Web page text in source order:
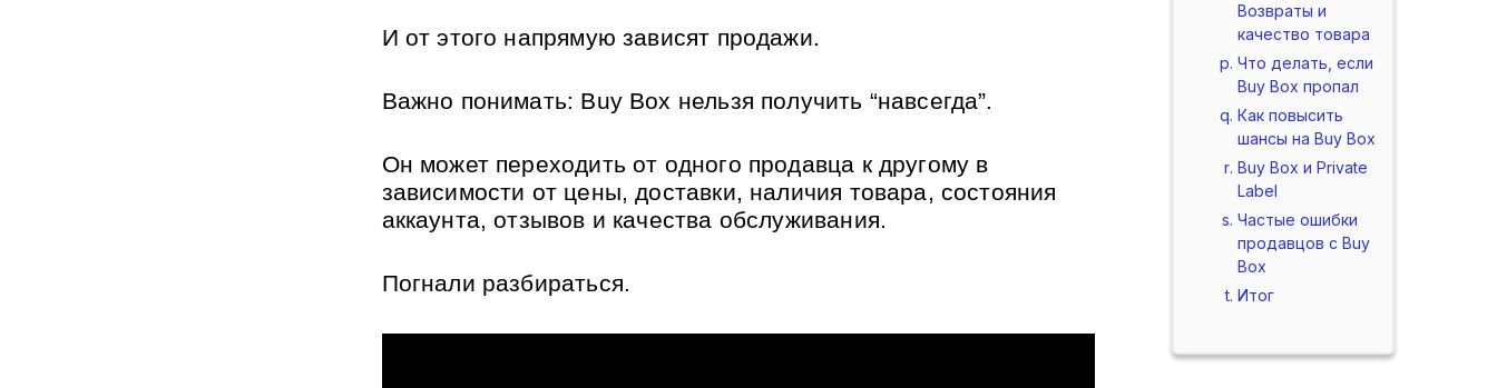
И от этого напрямую зависят продажи.
Важно понимать: Buy Box нельзя получить “навсегда”.
Он может переходить от одного продавца к другому в
зависимости от цены, доставки, наличия товара, состояния
аккаунта, отзывов и качества обслуживания.
Погнали разбираться.
Возвраты и
качество товара
Что делать, если
Buy Box пропал
Как повысить
шансы на Buy Box
Buy Box и Private
Label
Частые ошибки
продавцов с Buy
Box
Итог